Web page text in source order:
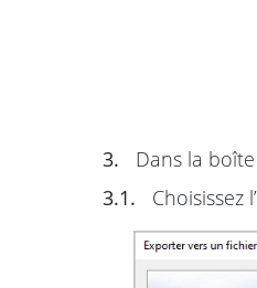
3. Dans la
3.1.
Choisissez